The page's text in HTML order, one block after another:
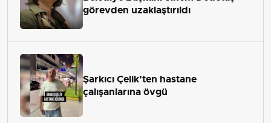
görevden uzaklaştırıldı
Şarkıcı Çelik’ten hastane
çalışanlarına övgü